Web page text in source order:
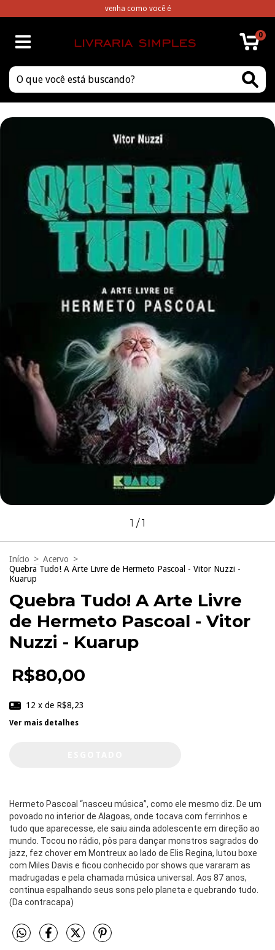
venha como você é
0
1 /1
Início > Acervo >
Quebra Tudo! A Arte Livre de Hermeto Pascoal - Vitor Nuzzi -
Kuarup
Quebra Tudo! A Arte Livre
de Hermeto Pascoal - Vitor
Nuzzi - Kuarup
R$80,00
12 x de R$8,23
Ver mais detalhes
Hermeto Pascoal “nasceu música”, como ele mesmo diz. De um
povoado no interior de Alagoas, onde tocava com ferrinhos e
tudo que aparecesse, ele saiu ainda adolescente em direção ao
mundo. Tocou no rádio, pôs para dançar monstros sagrados do
jazz, fez chover em Montreux ao lado de Elis Regina, lutou boxe
com Miles Davis e ficou conhecido por shows que vararam as
madrugadas e pela chamada música universal. Aos 87 anos,
continua espalhando seus sons pelo planeta e quebrando tudo.
(Da contracapa)